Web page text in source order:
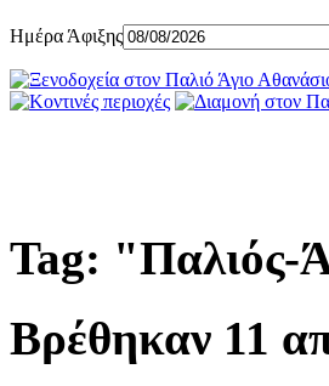
Ημέρα Άφιξης
Tag: "Παλιός-
Βρέθηκαν 11